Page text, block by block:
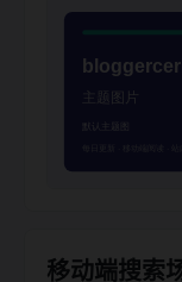
移动端搜索